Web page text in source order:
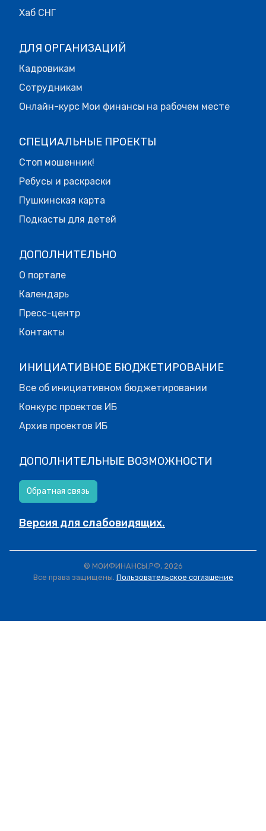
Хаб СНГ
ДЛЯ ОРГАНИЗАЦИЙ
Кадровикам
Сотрудникам
Онлайн-курс Мои финансы на рабочем месте
СПЕЦИАЛЬНЫЕ ПРОЕКТЫ
Стоп мошенник!
Ребусы и раскраски
Пушкинская карта
Подкасты для детей
ДОПОЛНИТЕЛЬНО
О портале
Календарь
Пресс-центр
Контакты
ИНИЦИАТИВНОЕ БЮДЖЕТИРОВАНИЕ
Все об инициативном бюджетировании
Конкурс проектов ИБ
Архив проектов ИБ
ДОПОЛНИТЕЛЬНЫЕ ВОЗМОЖНОСТИ
Обратная связь
Версия для слабовидящих.
© МОИФИНАНСЫ.РФ, 2026
Все права защищены. Пользовательское соглашение